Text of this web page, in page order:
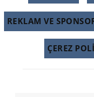
REKLAM VE
ÇEREZ